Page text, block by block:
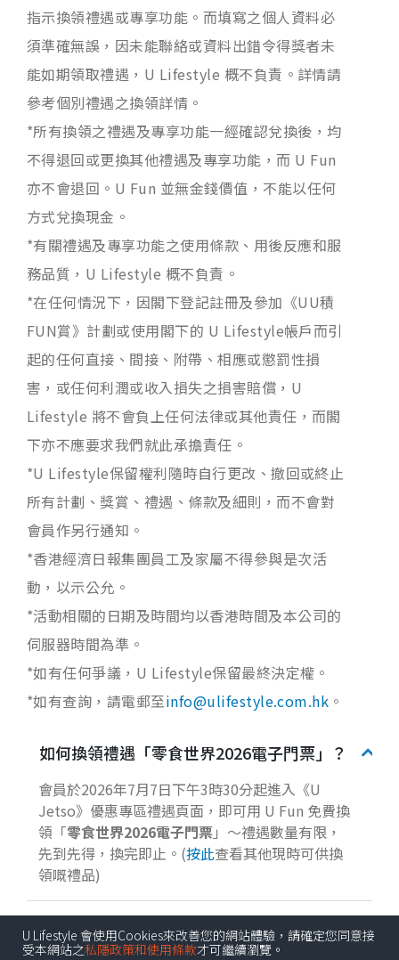
指示換領禮遇或專享功能。而填寫之個人資料必
須準確無誤，因未能聯絡或資料出錯令得獎者未
能如期領取禮遇，U Lifestyle 概不負責。詳情請
參考個別禮遇之換領詳情。
*所有換領之禮遇及專享功能一經確認兌換後，均
不得退回或更換其他禮遇及專享功能，而 U Fun
亦不會退回。U Fun 並無金錢價值，不能以任何
方式兌換現金。
*有關禮遇及專享功能之使用條款、用後反應和服
務品質，U Lifestyle 概不負責。
*在任何情況下，因閣下登記註冊及參加《UU積
FUN賞》計劃或使用閣下的 U Lifestyle帳戶而引
起的任何直接、間接、附帶、相應或懲罰性損
害，或任何利潤或收入損失之損害賠償，U
Lifestyle 將不會負上任何法律或其他責任，而閣
下亦不應要求我們就此承擔責任。
*U Lifestyle保留權利隨時自行更改、撤回或終止
所有計劃、獎賞、禮遇、條款及細則，而不會對
會員作另行通知。
*香港經濟日報集團員工及家屬不得參與是次活
動，以示公允。
*活動相關的日期及時間均以香港時間及本公司的
伺服器時間為準。
*如有任何爭議，U Lifestyle保留最終決定權。
*如有查詢，請電郵至info@ulifestyle.com.hk 。
如何換領禮遇「零食世界2026電子門票」？
會員於2026年7月7日下午3時30分起進入《U
Jetso》優惠專區禮遇頁面，即可用 U Fun 免費換
領「零食世界2026電子門票」～禮遇數量有限，
先到先得，換完即止。(按此查看其他現時可供換
領嘅禮品)
參加日期：
U Lifestyle 會使用Cookies來改善您的網站體驗，請確定您同意接
受本網站之私隱政策和使用條款才可繼續瀏覽。